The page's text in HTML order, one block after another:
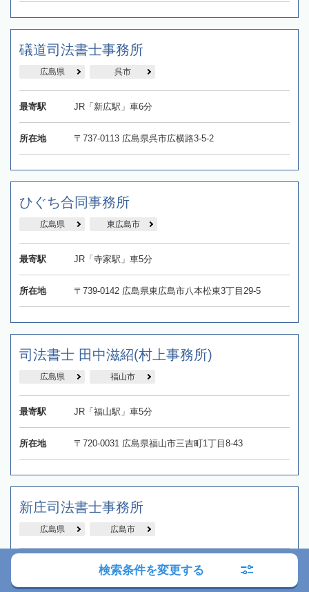
礒道司法書士事務所
広島県 呉市
最寄駅 JR「新広駅」車6分
所在地 〒737-0113 広島県呉市広横路3-5-2
ひぐち合同事務所
広島県 東広島市
最寄駅 JR「寺家駅」車5分
所在地 〒739-0142 広島県東広島市八本松東3丁目29-5
司法書士 田中滋紹(村上事務所)
広島県 福山市
最寄駅 JR「福山駅」車5分
所在地 〒720-0031 広島県福山市三吉町1丁目8-43
新庄司法書士事務所
広島県 広島市
広島電鉄「縮景園前駅電停」徒歩1分
検索条件を変更する